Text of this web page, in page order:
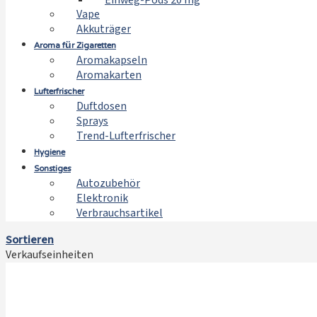
Vape
Akkuträger
Aroma für Zigaretten
Aromakapseln
Aromakarten
Lufterfrischer
Duftdosen
Sprays
Trend-Lufterfrischer
Hygiene
Sonstiges
Autozubehör
Elektronik
Verbrauchsartikel
Sortieren
Verkaufseinheiten